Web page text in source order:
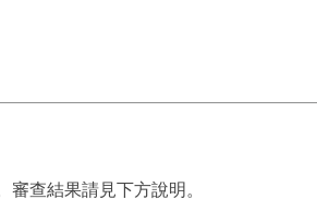
查結果請見下方說明。